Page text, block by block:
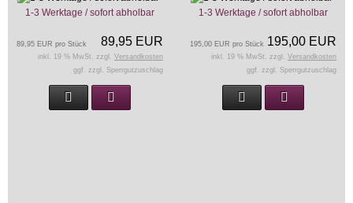
1-3 Werktage / sofort abholbar
89,95 EUR
89,95 EUR pro Stück
inkl. 19 % MwSt. zzgl. Versandkosten
ggf. zzgl. Sperrgutzuschlag
1-3 Werktage / sofort abholbar
195,00 EUR
195,00 EUR pro Stück
inkl. 19 % MwSt. zzgl. Versandkosten
ggf. zzgl. Sperrgutzuschlag